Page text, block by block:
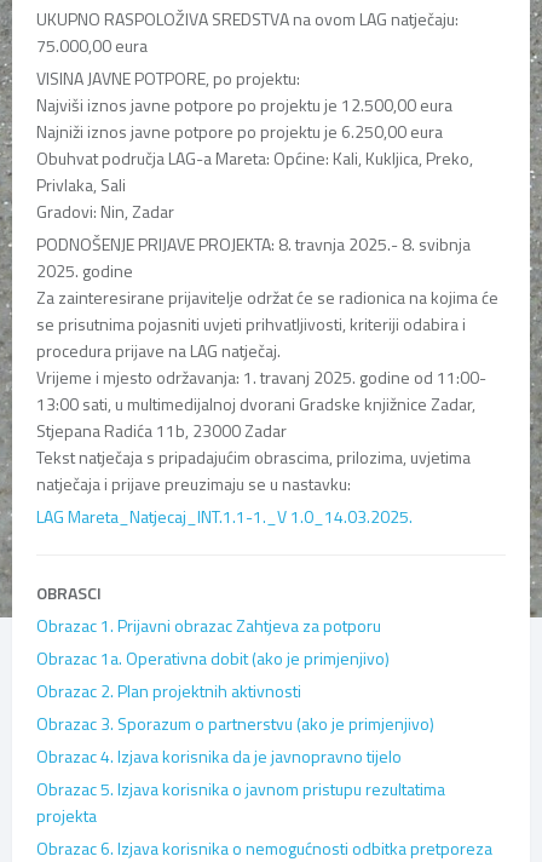
UKUPNO RASPOLOŽIVA SREDSTVA na ovom LAG natječaju:
75.000,00 eura
VISINA JAVNE POTPORE, po projektu:
Najviši iznos javne potpore po projektu je 12.500,00 eura
Najniži iznos javne potpore po projektu je 6.250,00 eura
Obuhvat područja LAG-a Mareta: Općine: Kali, Kukljica, Preko,
Privlaka, Sali
Gradovi: Nin, Zadar
PODNOŠENJE PRIJAVE PROJEKTA: 8. travnja 2025.- 8. svibnja
2025. godine
Za zainteresirane prijavitelje održat će se radionica na kojima će
se prisutnima pojasniti uvjeti prihvatljivosti, kriteriji odabira i
procedura prijave na LAG natječaj.
Vrijeme i mjesto održavanja: 1. travanj 2025. godine od 11:00-
13:00 sati, u multimedijalnoj dvorani Gradske knjižnice Zadar,
Stjepana Radića 11b, 23000 Zadar
Tekst natječaja s pripadajućim obrascima, prilozima, uvjetima
natječaja i prijave preuzimaju se u nastavku:
LAG Mareta_Natjecaj_INT.1.1-1._V 1.0_14.03.2025.
OBRASCI
Obrazac 1. Prijavni obrazac Zahtjeva za potporu
Obrazac 1a. Operativna dobit (ako je primjenjivo)
Obrazac 2. Plan projektnih aktivnosti
Obrazac 3. Sporazum o partnerstvu (ako je primjenjivo)
Obrazac 4. Izjava korisnika da je javnopravno tijelo
Obrazac 5. Izjava korisnika o javnom pristupu rezultatima
projekta
Obrazac 6. Izjava korisnika o nemogućnosti odbitka pretporeza